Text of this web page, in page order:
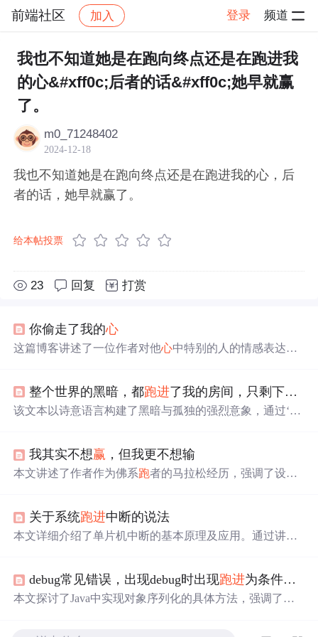
前端社区 加入 登录 频道
社区 前端社区 感慨 帖子详情
我也不知道她是在跑向终点还是在跑进我
的心&#xff0c;后者的话&#xff0c;她早就赢
了。
m0_71248402
2024-12-18
我也不知道她是在跑向终点还是在跑进我的心，后
者的话，她早就赢了。
给本帖投票
23 回复 打赏
你偷走了我的心
这篇博客讲述了一位作者对他心中特别的人的情感表达。
整个世界的黑暗，都跑进了我的房间，只剩下两只寂寞的眼睛。
该文本以诗意语言构建了黑暗与孤独的强烈意象，通过‘整
但蕴含典型的文学隐喻手法，属于数字人文与文本情感分
析中的典型微观语料。
我其实不想赢 ，但我更不想输
本文讲述了作者作为佛系跑者的马拉松经历，强调了设定
再战。
关于系统跑进中断的说法
本文详细介绍了单片机中断的基本原理及应用。通过讲解
际运用方法。
debug常见错误，出现debug时出现跑进为条件为false的if语句
本文探讨了Java中实现对象序列化的具体方法，强调了在